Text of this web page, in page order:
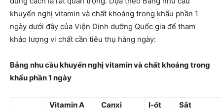
khuyến nghị vitamin và chất khoáng trong khẩu phần 1
ngày dưới đây của Viện Dinh dưỡng Quốc gia để tham
khảo lượng vi chất cần tiêu thụ hàng ngày:
Bảng nhu cầu khuyến nghị vitamin và chất khoáng trong
khẩu phần 1 ngày
VitaminA
Canxi
I-ốt
Sắt